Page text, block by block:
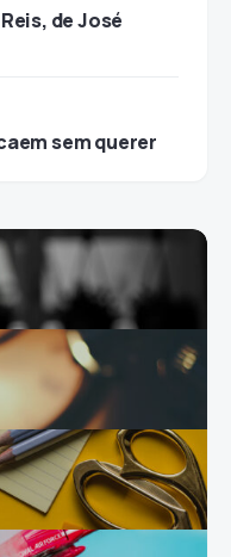
de José
sem querer